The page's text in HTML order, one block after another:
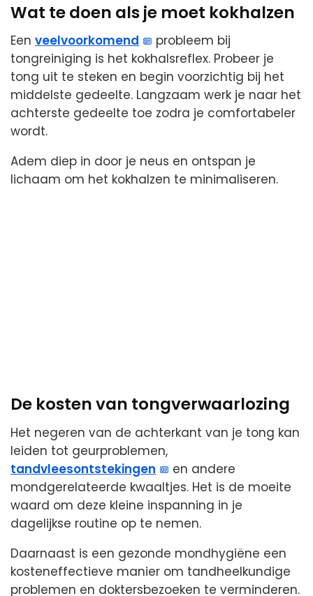
Wat te doen als je moet kokhalzen
Een veelvoorkomend
probleem bij
tongreiniging is het kokhalsreflex. Probeer je
tong uit te steken en begin voorzichtig bij het
middelste gedeelte. Langzaam werk je naar het
achterste gedeelte toe zodra je comfortabeler
wordt.
Adem diep in door je neus en ontspan je
lichaam om het kokhalzen te minimaliseren.
De kosten van tongverwaarlozing
Het negeren van de achterkant van je tong kan
leiden tot geurproblemen,
tandvleesontstekingen
en andere
mondgerelateerde kwaaltjes. Het is de moeite
waard om deze kleine inspanning in je
dagelijkse routine op te nemen.
Daarnaast is een gezonde mondhygiëne een
kosteneffectieve manier om tandheelkundige
problemen en doktersbezoeken te verminderen.